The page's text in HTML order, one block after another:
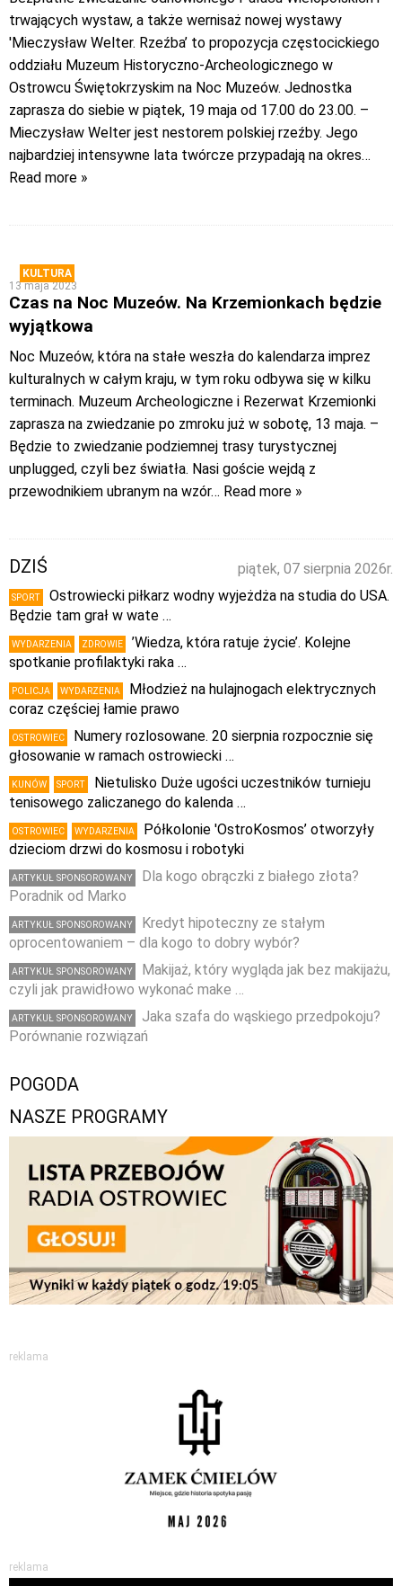
trwających wystaw, a także wernisaż nowej wystawy
'Mieczysław Welter. Rzeźba’ to propozycja częstocickiego
oddziału Muzeum Historyczno-Archeologicznego w
Ostrowcu Świętokrzyskim na Noc Muzeów. Jednostka
zaprasza do siebie w piątek, 19 maja od 17.00 do 23.00. –
Mieczysław Welter jest nestorem polskiej rzeźby. Jego
najbardziej intensywne lata twórcze przypadają na okres…
Read more »
KULTURA
13 maja 2023
Czas na Noc Muzeów. Na Krzemionkach będzie
wyjątkowa
Noc Muzeów, która na stałe weszła do kalendarza imprez
kulturalnych w całym kraju, w tym roku odbywa się w kilku
terminach. Muzeum Archeologiczne i Rezerwat Krzemionki
zaprasza na zwiedzanie po zmroku już w sobotę, 13 maja. –
Będzie to zwiedzanie podziemnej trasy turystycznej
unplugged, czyli bez światła. Nasi goście wejdą z
przewodnikiem ubranym na wzór… Read more »
piątek, 07 sierpnia 2026r.
DZIŚ
SPORT
Ostrowiecki piłkarz wodny wyjeżdża na studia do USA.
Będzie tam grał w wate …
WYDARZENIA ZDROWIE
’Wiedza, która ratuje życie’. Kolejne
spotkanie profilaktyki raka …
POLICJA WYDARZENIA
Młodzież na hulajnogach elektrycznych
coraz częściej łamie prawo
OSTROWIEC
Numery rozlosowane. 20 sierpnia rozpocznie się
głosowanie w ramach ostrowiecki …
KUNÓW SPORT
Nietulisko Duże ugości uczestników turnieju
tenisowego zaliczanego do kalenda …
OSTROWIEC WYDARZENIA
Półkolonie 'OstroKosmos’ otworzyły
dzieciom drzwi do kosmosu i robotyki
ARTYKUŁ SPONSOROWANY
Dla kogo obrączki z białego złota?
Poradnik od Marko
ARTYKUŁ SPONSOROWANY
Kredyt hipoteczny ze stałym
oprocentowaniem – dla kogo to dobry wybór?
ARTYKUŁ SPONSOROWANY
Makijaż, który wygląda jak bez makijażu,
czyli jak prawidłowo wykonać make …
ARTYKUŁ SPONSOROWANY
Jaka szafa do wąskiego przedpokoju?
Porównanie rozwiązań
POGODA
NASZE PROGRAMY
reklama
reklama